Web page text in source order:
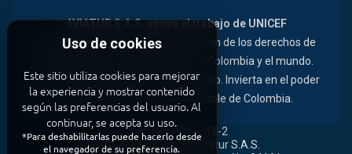
AVIATUR S.A.S. apoya el trabajo de UNICEF
comprometiéndose con la protección de los derechos de
las niñas, niños y adolescentes en Colombia y el mundo.
Necesitamos también su compromiso. Invierta en el poder
de los niños, el valor más rentable de Colombia.
descriptionNIT: 860.000.018-2
Uso de cookies
Este sitio utiliza cookies para mejorar
la experiencia y mostrar contenido
según las preferencias del usuario. Al
continuar, se acepta su uso.
*Para deshabilitarlas puede hacerlo desde
el navegador de su preferencia.